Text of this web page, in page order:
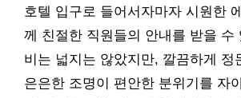
호텔 입구로 들어서자마자 시원한
께 친절한 직원들의 안내를 받을 수
비는 넓지는 않았지만, 깔끔하게 정
은은한 조명이 편안한 분위기를 자